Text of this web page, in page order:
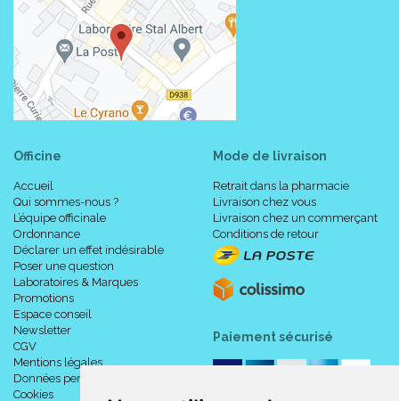
Officine
Accueil
Qui sommes-nous ?
L’équipe officinale
Ordonnance
Déclarer un effet indésirable
Poser une question
Laboratoires & Marques
Promotions
Espace conseil
Newsletter
CGV
Mentions légales
Données personnelles
Cookies
Mode de livraison
Retrait dans la pharmacie
Livraison chez vous
Livraison chez un commerçant
Conditions de retour
Paiement sécurisé